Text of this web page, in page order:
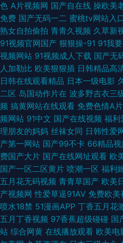
欧美内射网站 免费的va 国产小视频孩交
站在线观看精品 自拍国内 五月天色色激
视频 国产suv一区二区 91次元官网 午夜
制作视频网站 国产污网站 成人又大又黄
韩中文在线 插bb视频
色 A片视频网 国产自在线 操欧美
免费 国产无码一二 蜜桃tv网站入
熟女自拍偷拍 青青久视频 久草新
91视频官网国产 狠狠操-91 91我
视频网站 91视频成人下载 国产无
人加勒比 欧美狠狠插 日韩精品高
日韩在线观看精品 日本一级电影
二区 岛国动作片在 波多野吉衣三
频 搞黄网站在线观看 免费色情A
频网站 91中文 国产在线视频 福利
理朋友的妈妈 丝袜女同 日韩性爱
产第一网站 国产99不卡 66精品视
费国产大片 国产在线网址观看 欧
国产一区二区黄片 喷潮一区 福利
五月花无码视频 青青草国产 欧美
产视频网 性爱草逼91AV 免费欧美
喷水18禁 51漫画APP 丁香五月花
五月丁香视频 97香蕉超级碰碰 国
站 综合网黄 在线播放观看 欧美电